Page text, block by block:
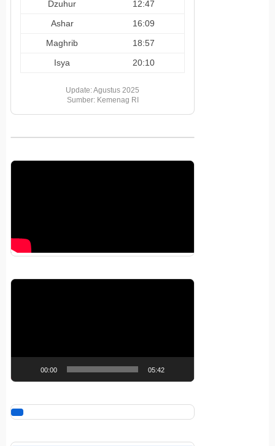
Dzuhur
12:47
Ashar
16:09
Maghrib
18:57
Isya
20:10
Update: Agustus 2025
Sumber: Kemenag RI
Pemutar
00:00 05:42